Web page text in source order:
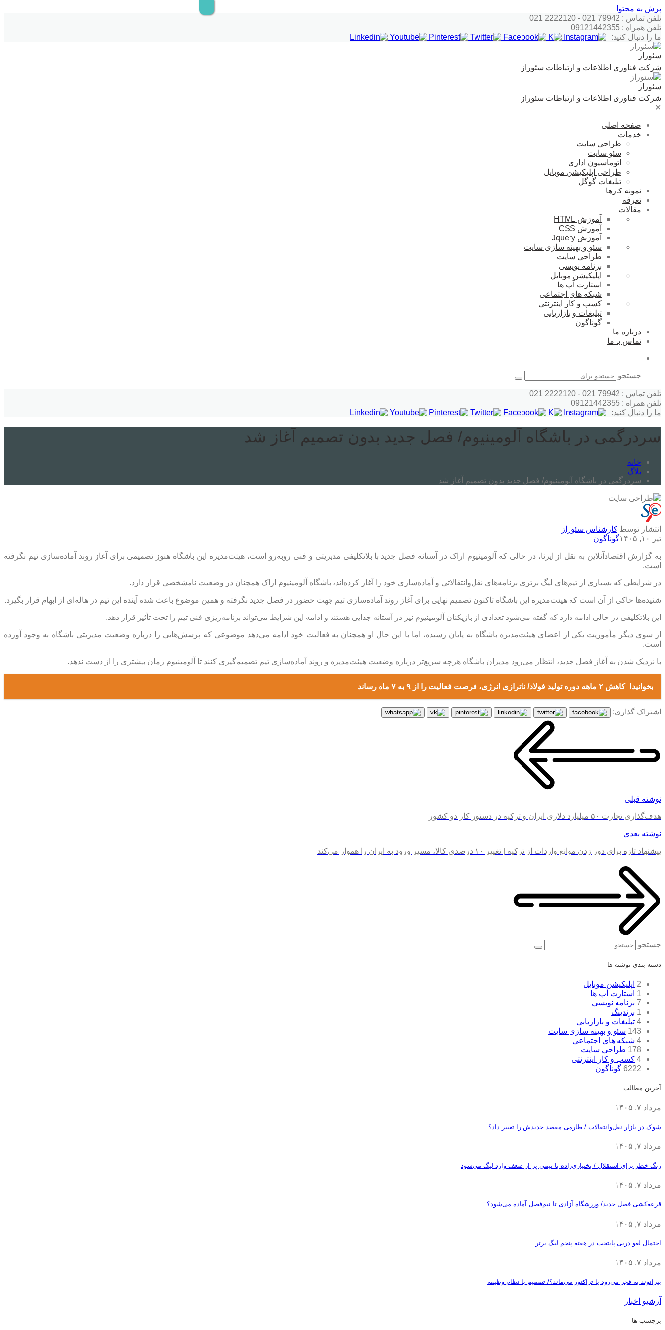
پرش به محتوا
تلفن تماس : 79942 021 - 2222120 021
تلفن همراه : 09121442355
ما را دنبال کنید:
سئوراز
شرکت فناوری اطلاعات و ارتباطات سئوراز
سئوراز
شرکت فناوری اطلاعات و ارتباطات سئوراز
✕
صفحه اصلی
خدمات
طراحی سایت
سئو سایت
اتوماسیون اداری
طراحی اپلیکیشن موبایل
تبلیغات گوگل
نمونه کارها
تعرفه
مقالات
آموزش HTML
آموزش CSS
آموزش Jquery
سئو و بهینه سازی سایت
طراحی سایت
برنامه نویسی
اپلیکیشن موبایل
استارت آپ ها
شبکه های اجتماعی
کسب و کار اینترنتی
تبلیغات و بازاریابی
گوناگون
درباره ما
تماس با ما
جستجو
تلفن تماس : 79942 021 - 2222120 021
تلفن همراه : 09121442355
ما را دنبال کنید:
سردرگمی در باشگاه آلومینیوم/ فصل جدید بدون تصمیم آغاز شد
خانه
بلاگ
سردرگمی در باشگاه آلومینیوم/ فصل جدید بدون تصمیم آغاز شد
انتشار توسط کارشناس سئوراز
تیر ۱۰, ۱۴۰۵
گوناگون
به گزارش اقتصادآنلاین به نقل از ایرنا، در حالی که آلومینیوم اراک در آستانه فصل جدید با بلاتکلیفی مدیریتی و فنی روبه‌رو است، هیئت‌مدیره این باشگاه هنوز تصمیمی برای آغاز روند آماده‌سازی تیم نگرفته
است.
در شرایطی که بسیاری از تیم‌های لیگ برتری برنامه‌های نقل‌وانتقالاتی و آماده‌سازی خود را آغاز کرده‌اند، باشگاه آلومینیوم اراک همچنان در وضعیت نامشخصی قرار دارد.
شنیده‌ها حاکی از آن است که هیئت‌مدیره این باشگاه تاکنون تصمیم نهایی برای آغاز روند آماده‌سازی تیم جهت حضور در فصل جدید نگرفته و همین موضوع باعث شده آینده این تیم در هاله‌ای از ابهام قرار بگیرد.
این بلاتکلیفی در حالی ادامه دارد که گفته می‌شود تعدادی از بازیکنان آلومینیوم نیز در آستانه جدایی هستند و ادامه این شرایط می‌تواند برنامه‌ریزی فنی تیم را تحت تأثیر قرار دهد.
از سوی دیگر مأموریت یکی از اعضای هیئت‌مدیره باشگاه به پایان رسیده، اما با این حال او همچنان به فعالیت خود ادامه می‌دهد موضوعی که پرسش‌هایی را درباره وضعیت مدیریتی باشگاه به وجود آورده
است.
با نزدیک شدن به آغاز فصل جدید، انتظار می‌رود مدیران باشگاه هرچه سریع‌تر درباره وضعیت هیئت‌مدیره و روند آماده‌سازی تیم تصمیم‌گیری کنند تا آلومینیوم زمان بیشتری را از دست ندهد.
بخوانید! کاهش ۲ ماهه دوره تولید فولاد/ ناترازی انرژی، فرصت فعالیت را از ۹ به ۷ ماه رساند
اشتراک گذاری:
نوشته قبلی
هدف‌گذاری تجارت ۵۰ میلیارد دلاری ایران و ترکیه در دستور کار دو کشور
نوشته بعدی
پیشنهاد تازه برای دور زدن موانع واردات از ترکیه | تغییر ۱۰ درصدی کالا، مسیر ورود به ایران را هموار می‌کند
جستجو
دسته بندی نوشته ها
2 اپلیکیشن موبایل
1 استارت آپ ها
7 برنامه نویسی
1 برندینگ
4 تبلیغات و بازاریابی
143 سئو و بهینه سازی سایت
4 شبکه های اجتماعی
178 طراحی سایت
4 کسب و کار اینترنتی
6222 گوناگون
آخرین مطالب
مرداد ۷, ۱۴۰۵
شوک در بازار نقل‌وانتقالات / طارمی مقصد جدیدش را تغییر داد؟
مرداد ۷, ۱۴۰۵
زنگ خطر برای استقلال / بختیاری‌زاده با تیمی پر از ضعف وارد لیگ می‌شود
مرداد ۷, ۱۴۰۵
قرعه‎‌کشی فصل جدید/ ورزشگاه آزادی تا نیم‌فصل آماده می‌شود؟
مرداد ۷, ۱۴۰۵
احتمال لغو دربی پایتخت در هفته پنجم لیگ برتر
مرداد ۷, ۱۴۰۵
بیرانوند به فجر می‌رود یا تراکتور می‌ماند؟/ تصمیم با نظام وظیفه
آرشیو اخبار
برچسب ها